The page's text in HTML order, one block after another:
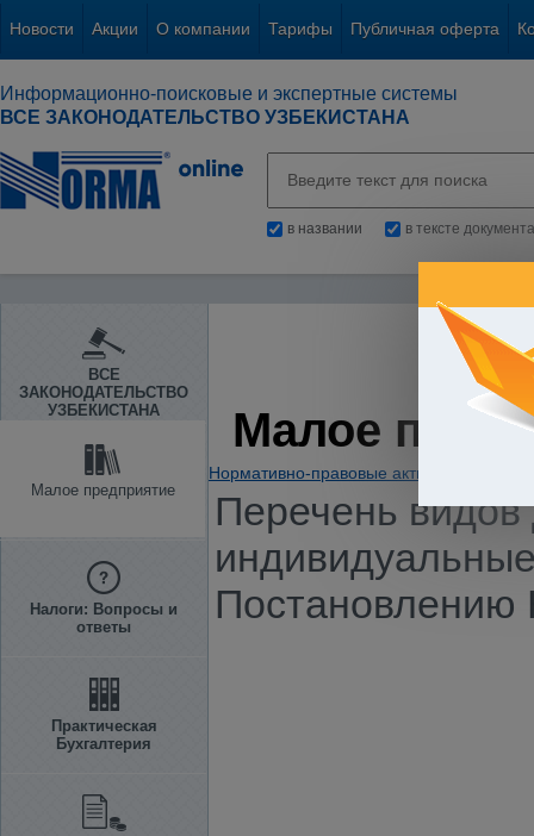
Новости Акции О компании Тарифы Публичная оферта
Информационно-поисковые и экспертные системы
ВСЕ ЗАКОНОДАТЕЛЬСТВО УЗБЕКИСТАНА
в названии в тексте документа
ВСЕ
ЗАКОНОДАТЕЛЬСТВО
УЗБЕКИСТАНА
Малое предприятие
Налоги: Вопросы и
ответы
Практическая
Бухгалтерия
Малое
Нормативно-правовые акты
Перечень видов
Постановлению